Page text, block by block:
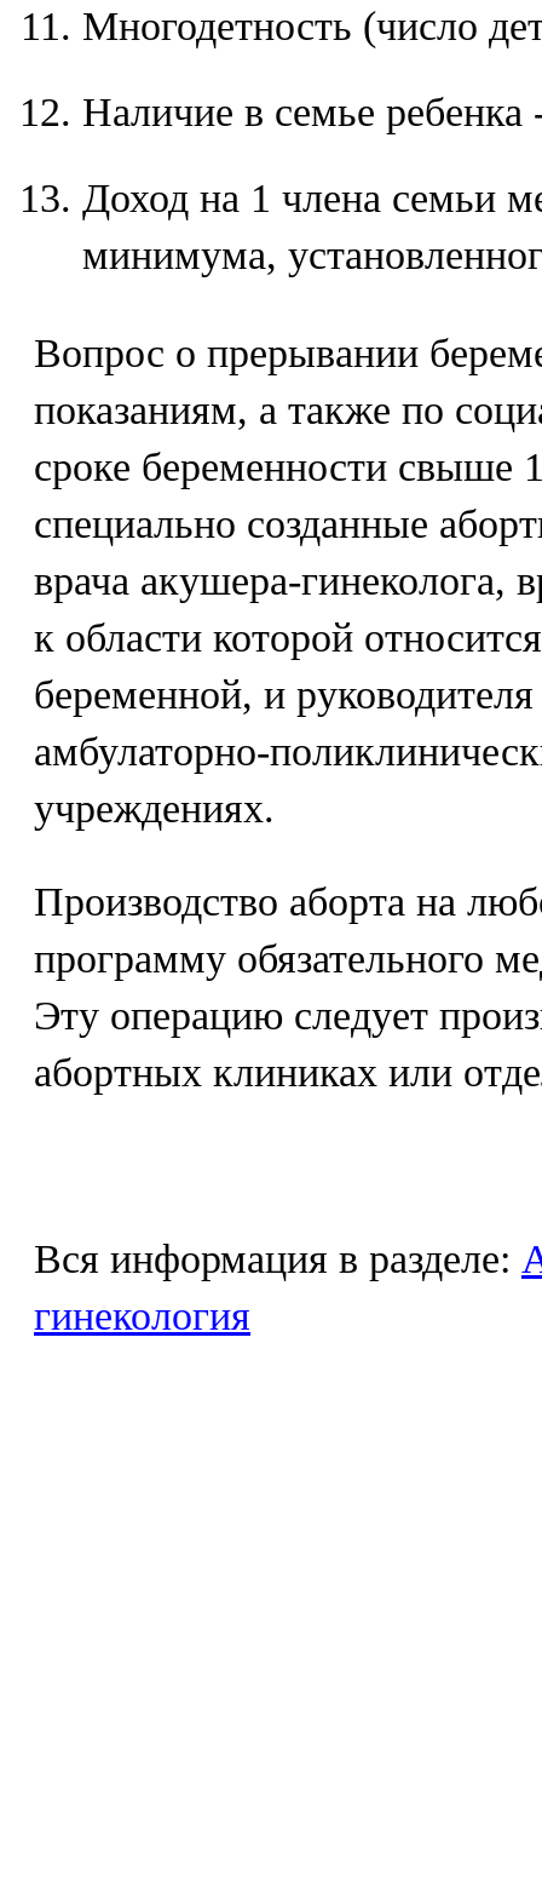
Многодетность (число
Наличие в семье ребенка
Доход на 1 члена семьи
минимума,
Вопрос о прерывании
показаниям, а также по
сроке беременности свыше
специально созданные
врача акушера-гинеколога,
к области которой
беременной, и
амбулаторно-
учреждениях.
Производство аборта на
программу обязательного
Эту операцию следует
абортных клиниках или
Вся информация в разделе:
гинекология